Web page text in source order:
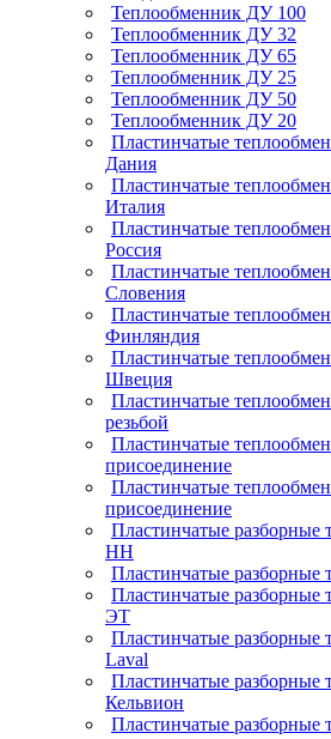
Теплообменник ДУ 100
Теплообменник ДУ 32
Теплообменник ДУ 65
Теплообменник ДУ 25
Теплообменник ДУ 50
Теплообменник ДУ 20
Пластинчатые
Дания
Пластинчатые
Италия
Пластинчатые
Россия
Пластинчатые
Словения
Пластинчатые
Финляндия
Пластинчатые
Швеция
Пластинчатые
резьбой
Пластинчатые
присоединение
Пластинчатые
присоединение
Пластинчатые разборные
НН
Пластинчатые разборные
Пластинчатые разборные
ЭТ
Пластинчатые разборные
Laval
Пластинчатые разборные
Кельвион
Пластинчатые разборные